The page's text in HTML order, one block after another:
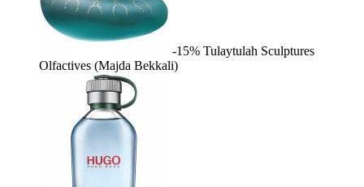
-15% Tulaytulah Sculptures
Olfactives (Majda Bekkali)